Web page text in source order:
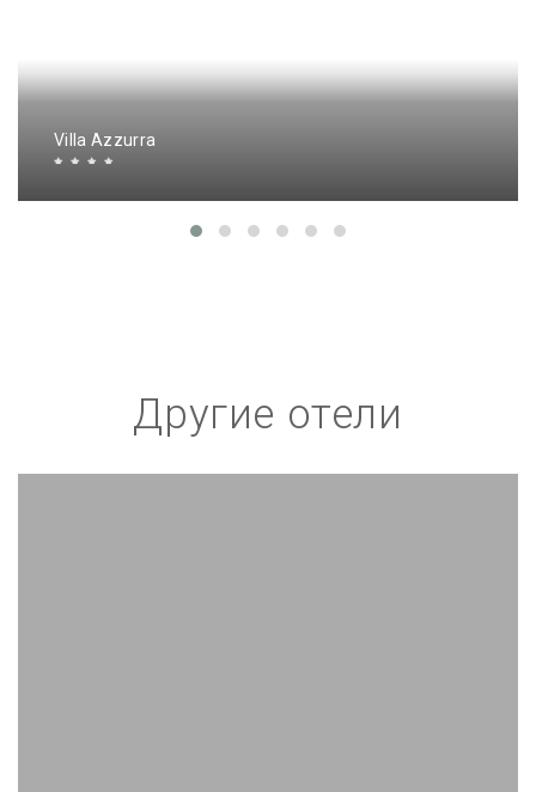
Villa Azzurra
Другие отели